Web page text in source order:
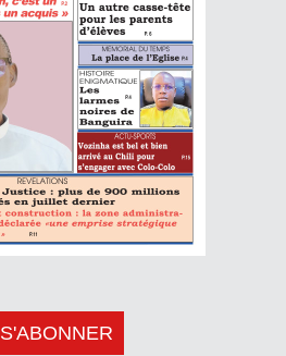
S'ABONNER